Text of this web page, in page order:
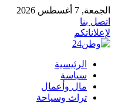
الجمعة, 7 أغسطس 2026
اتصل بنا
لإعلاناتكم
الرئيسية
سياسة
مال وأعمال
تراث وسياحة